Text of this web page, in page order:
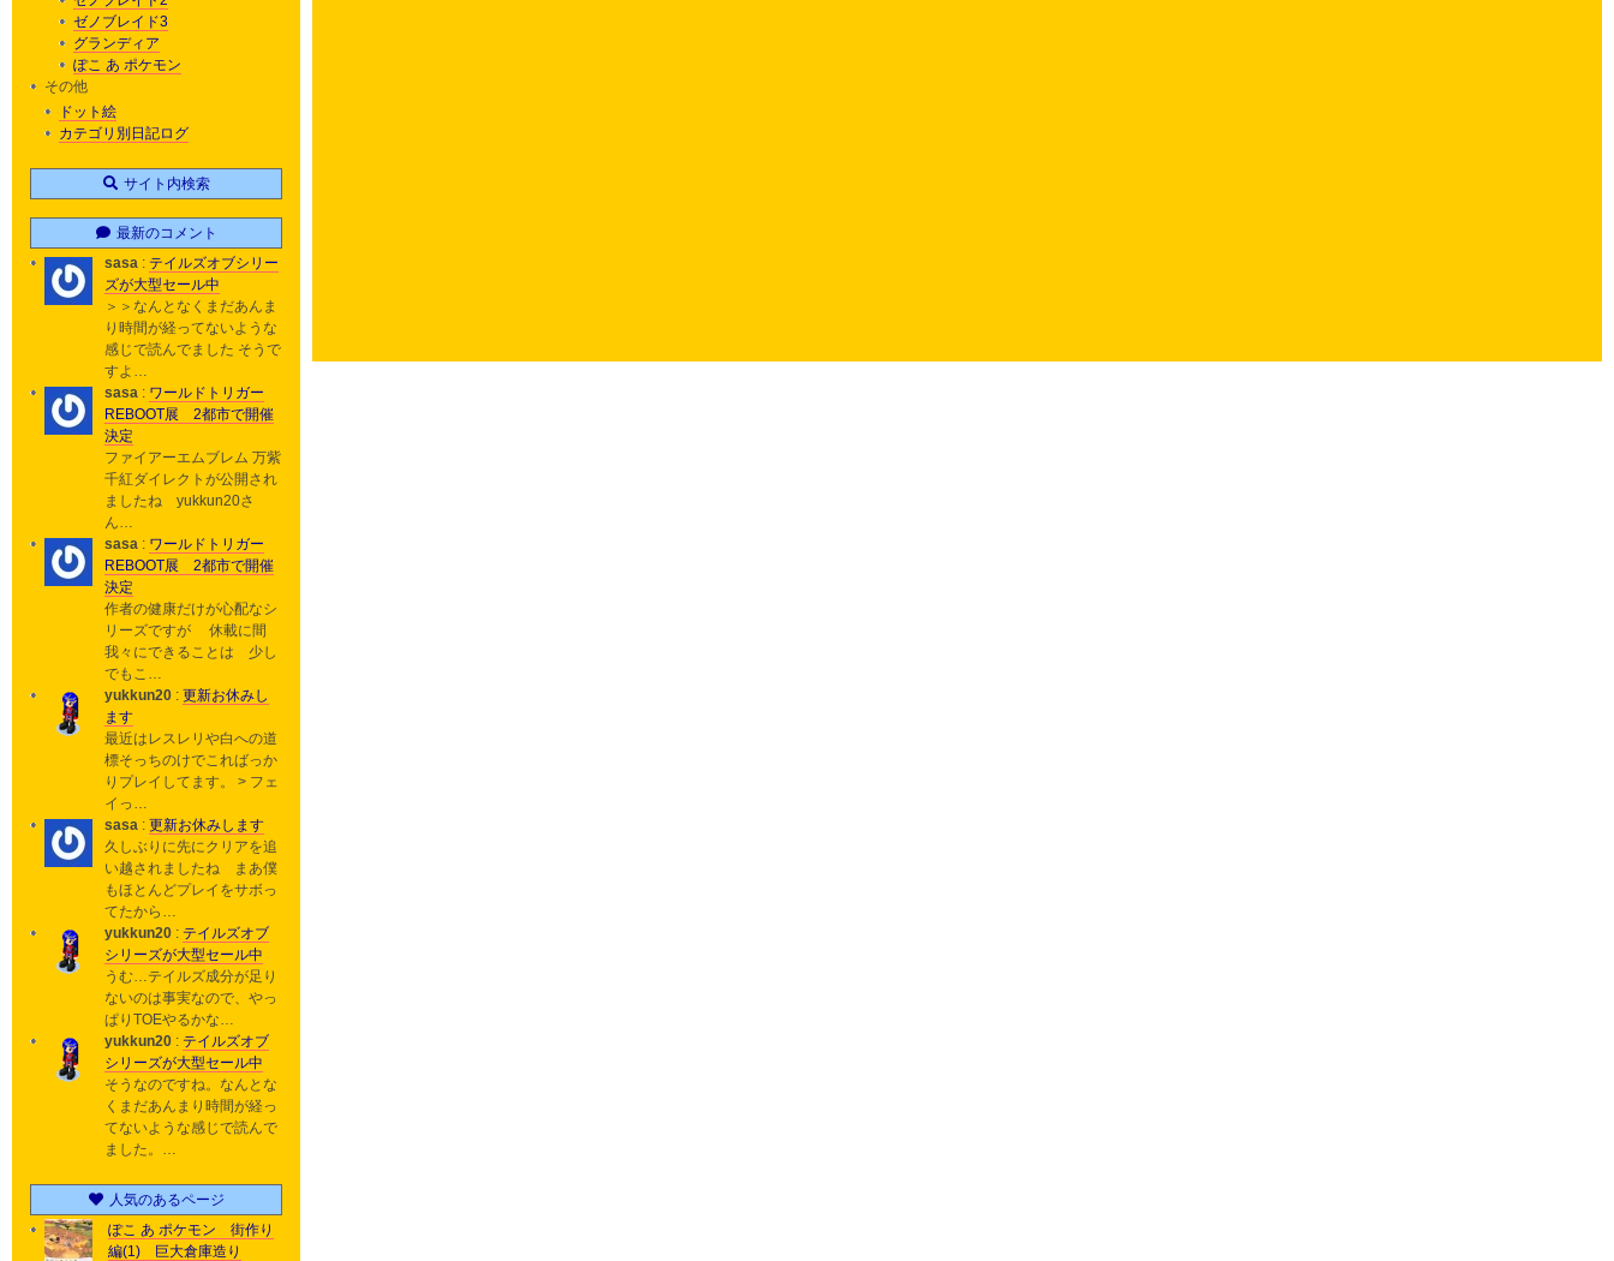
ゼノブレイド3
グランディア
ぽこ あ ポケモン
その他
ドット絵
カテゴリ別日記ログ
サイト内検索
最新のコメント
sasa : テイルズオブシリー
ズが大型セール中
＞＞なんとなくまだあんま
り時間が経ってないような
感じで読んでました そうで
すよ…
sasa : ワールドトリガー
REBOOT展 2都市で開催
決定
ファイアーエムブレム 万紫
千紅ダイレクトが公開され
ましたね yukkun20さ
ん…
sasa : ワールドトリガー
REBOOT展 2都市で開催
決定
作者の健康だけが心配なシ
リーズですが 休載に間
我々にできることは 少し
でもこ…
yukkun20 : 更新お休みし
ます
最近はレスレリや白への道
標そっちのけでこればっか
りプレイしてます。 > フェ
イっ…
sasa : 更新お休みします
久しぶりに先にクリアを追
い越されましたね まあ僕
もほとんどプレイをサボっ
てたから…
yukkun20 : テイルズオブ
シリーズが大型セール中
うむ…テイルズ成分が足り
ないのは事実なので、やっ
ぱりTOEやるかな…
yukkun20 : テイルズオブ
シリーズが大型セール中
そうなのですね。なんとな
くまだあんまり時間が経っ
てないような感じで読んで
ました。…
人気のあるページ
ぽこ あ ポケモン 街作り
編(1) 巨大倉庫造り